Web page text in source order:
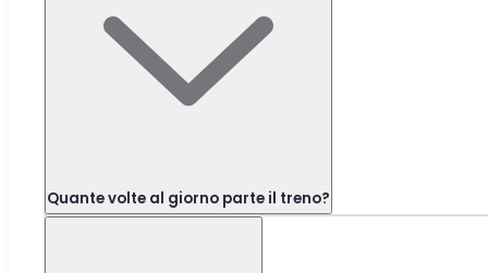
Quante volte al giorno parte il treno?